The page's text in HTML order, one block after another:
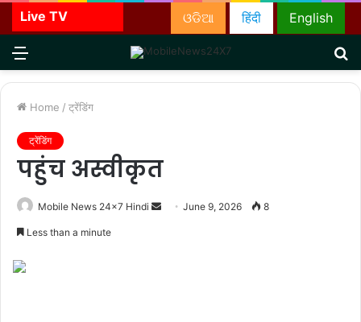
Live TV English
हिंदी
ଓଡିଆ
Menu
Home / ट्रेंडिंग
ट्रेंडिंग
पहुंच अस्वीकृत
Mobile News 24x7 Hindi
SendJune 9, 2026 8
Less than a minute